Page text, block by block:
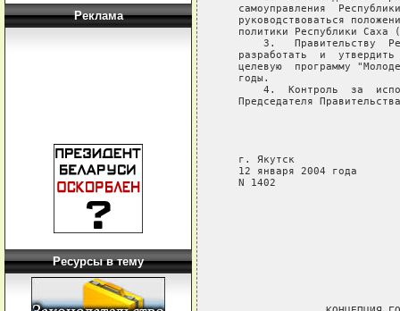
Реклама
Ресурсы в тему